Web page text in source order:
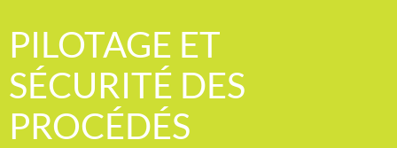
PILOTAGE ET
SÉCURITÉ DES
PROCÉDÉS